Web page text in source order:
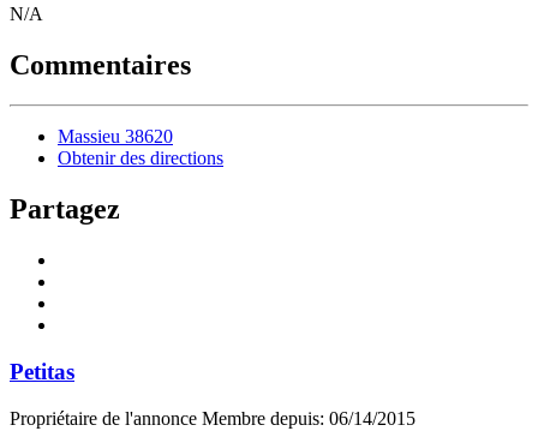
Listing
N/A
Commentaires
Massieu 38620
Obtenir des directions
Partagez
Petitas
Propriétaire de l'annonce Membre depuis: 06/14/2015